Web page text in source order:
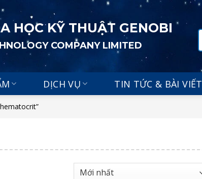
HỌC KỸ THUẬT GENOBI
COMPANY LIMITED
DỊCH VỤ TIN TỨC & BÀI VIẾT